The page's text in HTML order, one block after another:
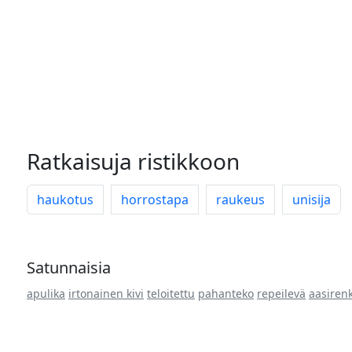
Ratkaisuja ristikkoon
haukotus horrostapa raukeus unisija
Satunnaisia
apulika irtonainen kivi teloitettu pahanteko repeilevä